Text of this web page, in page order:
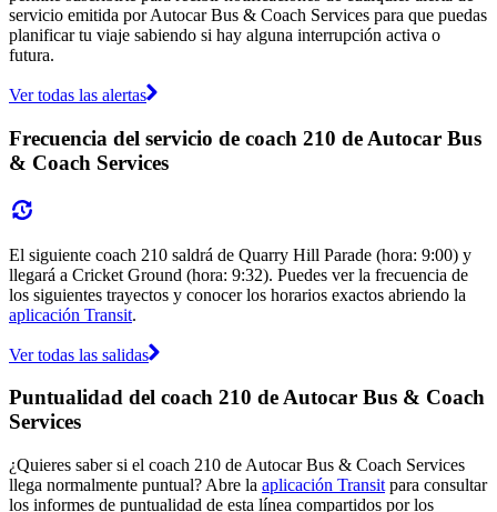
servicio emitida por Autocar Bus & Coach Services para que puedas
planificar tu viaje sabiendo si hay alguna interrupción activa o
futura.
Ver todas las alertas
Frecuencia del servicio de coach 210 de Autocar Bus
& Coach Services
El siguiente coach 210 saldrá de Quarry Hill Parade (hora: 9:00) y
llegará a Cricket Ground (hora: 9:32). Puedes ver la frecuencia de
los siguientes trayectos y conocer los horarios exactos abriendo la
aplicación Transit.
Ver todas las salidas
Puntualidad del coach 210 de Autocar Bus & Coach
Services
¿Quieres saber si el coach 210 de Autocar Bus & Coach Services
llega normalmente puntual? Abre la aplicación Transit para consultar
los informes de puntualidad de esta línea compartidos por los